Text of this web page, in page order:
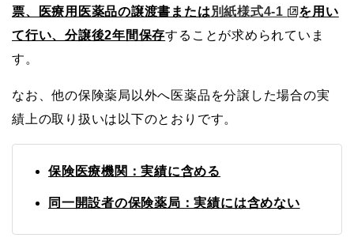
票、医療用医薬品の譲渡書または 別紙様式4-1
を用い
て行い、分譲後2年間保存することが求められていま
す。
なお、他の保険薬局以外へ医薬品を分譲した場合の実
績上の取り扱いは以下のとおりです。
保険医療機関：実績に含める
同一開設者の保険薬局：実績には含めない